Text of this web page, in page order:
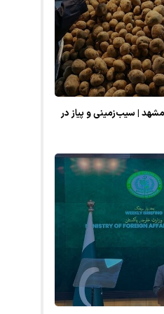
| سیب‌زمینی و پیاز در